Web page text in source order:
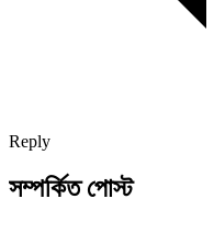
Reply
সম্পর্কিত পোস্ট